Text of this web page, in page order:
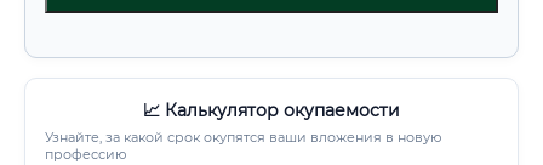
📈 Калькулятор окупаемости
Узнайте, за какой срок окупятся ваши вложения в новую
профессию